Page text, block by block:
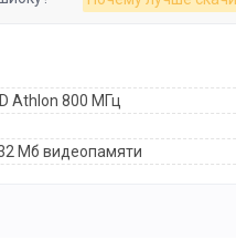
Athlon 800 МГц
32 Мб видеопамяти